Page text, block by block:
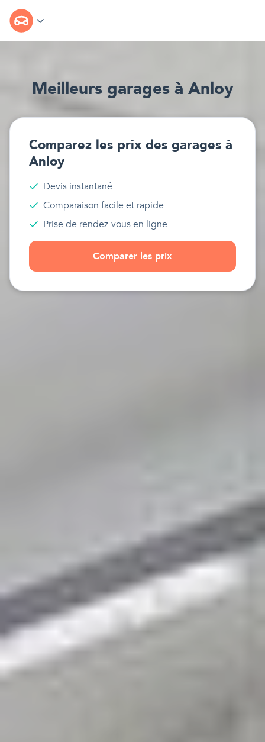
Meilleurs garagesà Anloy
Comparez les prix des garages à
Anloy
Devis instantané
Comparaison facile et rapide
Prise de rendez-vous en ligne
Comparer les prix